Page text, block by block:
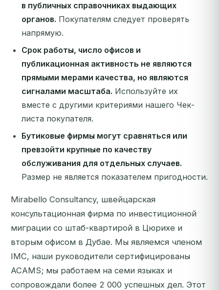
в публичных справочниках выдающих
органов. Покупателям следует проверять
напрямую.
Срок работы, число офисов и
публикационная активность не являются
прямыми мерами качества, но являются
сигналами масштаба. Используйте их
вместе с другими критериями нашего Чек-
листа покупателя.
Бутиковые фирмы могут сравняться или
превзойти крупные по качеству
обслуживания для отдельных случаев.
Размер не является показателем пригодности.
Mirabello Consultancy, швейцарская
консультационная фирма по инвестиционной
миграции со штаб-квартирой в Цюрихе и
вторым офисом в Дубае. Мы являемся членом
IMC, наши руководители сертифицированы
ACAMS; мы работаем на семи языках и
сопровождали более 2 000 успешных дел. Этот